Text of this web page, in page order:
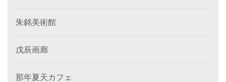
朱銘美術館
戊辰画廊
那年夏天カフェ